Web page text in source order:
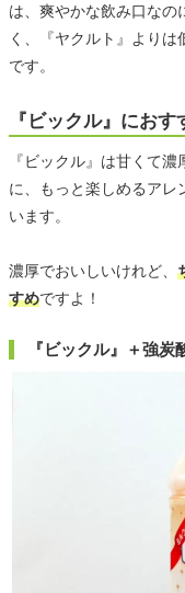
は、爽やかな飲み口なの
く、『ヤクルト』より
です。
『ビックル』にお
『ビックル』は甘くて
に、もっと楽しめるアレ
います。
濃厚でおいしいけれど、
すめですよ！
『ビックル』＋強炭